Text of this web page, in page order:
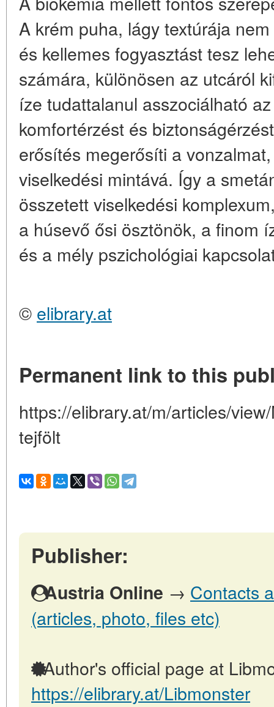
A krém puha, lágy textúrája
és kellemes fogyasztást tesz
számára, különösen az utcáról
íze tudattalanul asszociálható
komfortérzést és
erősítés megerősíti a
viselkedési mintává. Így a
összetett viselkedési
a húsevő ősi ösztönök, a finom
és a mély pszichológiai
© elibrary.at
Permanent link to this
https://elibrary.at/m/articles/
tejfölt
Publisher:
Austria Online → Contacts
(articles, photo, files etc)
Author's official page at
https://elibrary.at/Libmonster